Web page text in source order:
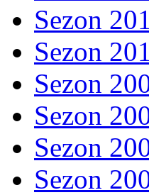
Sezon
Sezon
Sezon
Sezon
Sezon
Sezon